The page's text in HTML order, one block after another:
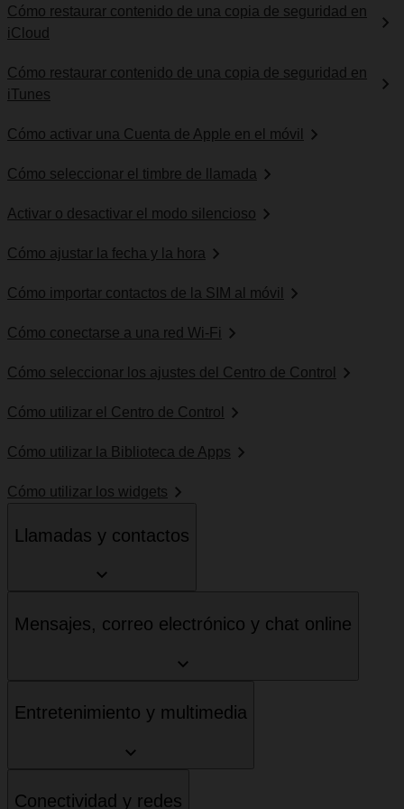
Cómo restaurar contenido de una copia de seguridad en
iCloud
Cómo restaurar contenido de una copia de seguridad en
iTunes
Cómo activar una Cuenta de Apple en el móvil
Cómo seleccionar el timbre de llamada
Activar o desactivar el modo silencioso
Cómo ajustar la fecha y la hora
Cómo importar contactos de la SIM al móvil
Cómo conectarse a una red Wi-Fi
Cómo seleccionar los ajustes del Centro de Control
Cómo utilizar el Centro de Control
Cómo utilizar la Biblioteca de Apps
Cómo utilizar los widgets
Llamadas y contactos
Mensajes, correo electrónico y chat online
Entretenimiento y multimedia
Conectividad y redes